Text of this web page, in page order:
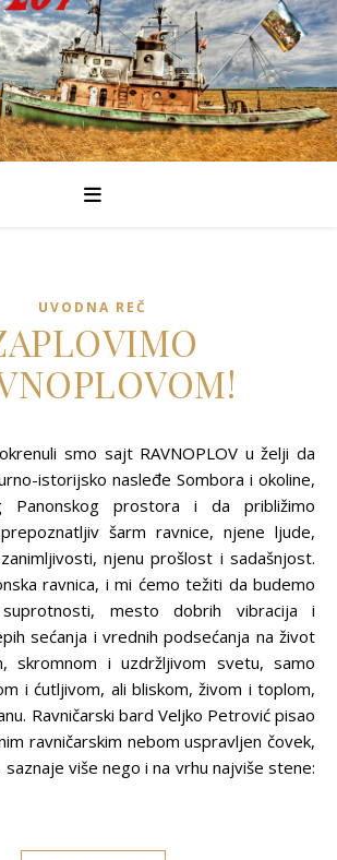
UVODNA REČ
istorijsko nasleđe Sombora i okoline,
Panonskog prostora i da približimo
šarm ravnice, njene ljude,
njenu prošlost i sadašnjost.
ravnica, i mi ćemo težiti da budemo
mesto dobrih vibracija i
sećanja i vrednih podsećanja na život
skromnom i uzdržljivom svetu, samo
i ćutljivom, ali bliskom, živom i toplom,
Ravničarski bard Veljko Petrović pisao
ravničarskim nebom uspravljen čovek,
saznaje više nego i na vrhu najviše stene: